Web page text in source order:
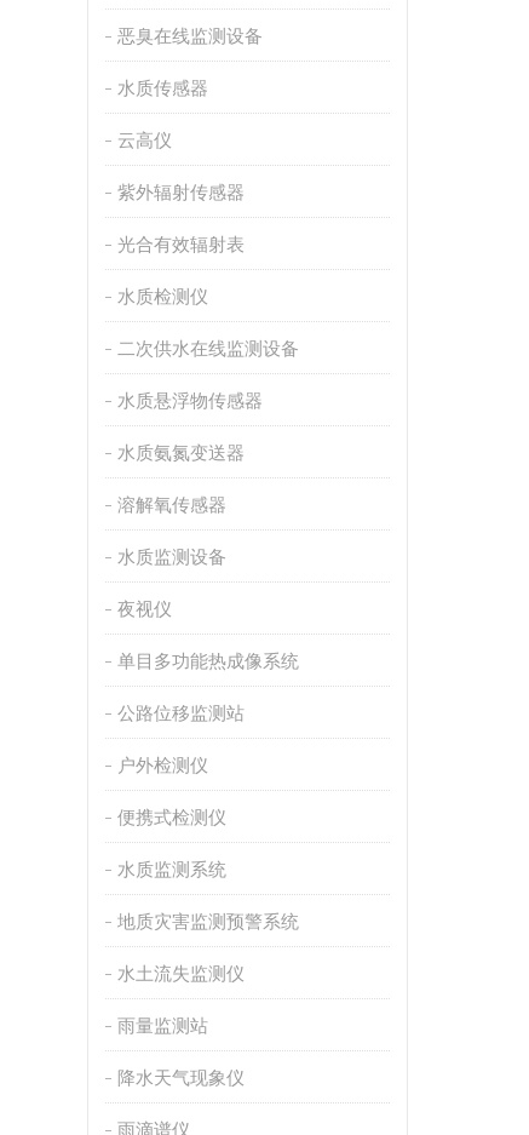
恶臭在线监测设备
水质传感器
云高仪
紫外辐射传感器
光合有效辐射表
水质检测仪
二次供水在线监测设备
水质悬浮物传感器
水质氨氮变送器
溶解氧传感器
水质监测设备
夜视仪
单目多功能热成像系统
公路位移监测站
户外检测仪
便携式检测仪
水质监测系统
地质灾害监测预警系统
水土流失监测仪
雨量监测站
降水天气现象仪
雨滴谱仪